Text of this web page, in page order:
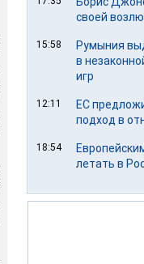
своей
15:58
Румыния
в
игр
12:11
ЕС
подход в
18:54
летать в